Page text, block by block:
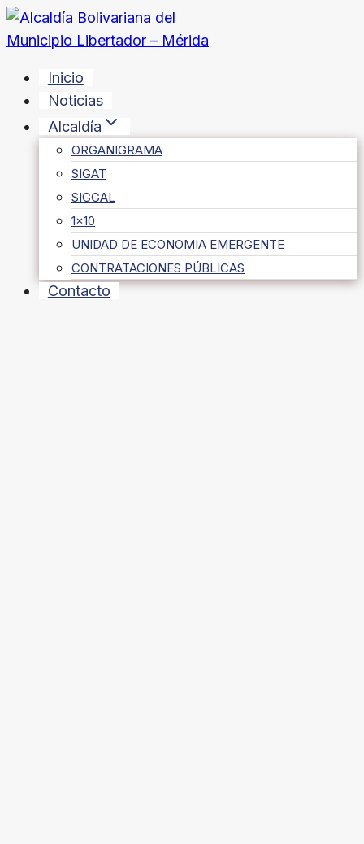
Saltar
al
Inicio
Noticias
Alcaldía
ORGANIGRAMA
SIGAT
SIGGAL
1×10
UNIDAD DE ECONOMIA EMERGENTE
CONTRATACIONES PÚBLICAS
Contacto